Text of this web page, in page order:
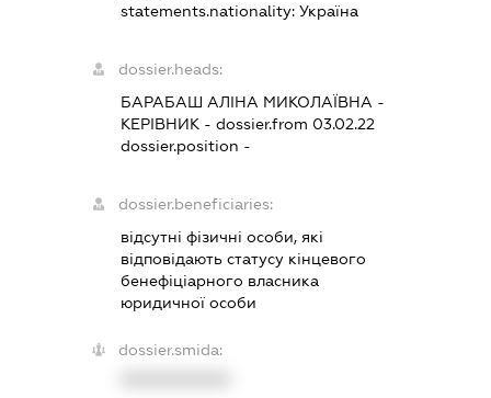
statements.nationality: Україна
dossier.heads:
БАРАБАШ АЛІНА МИКОЛАЇВНА -
КЕРІВНИК - dossier.from 03.02.22
dossier.position -
dossier.beneficiaries:
відсутні фізичні особи, які
відповідають статусу кінцевого
бенефіціарного власника
юридичної особи
dossier.smida: